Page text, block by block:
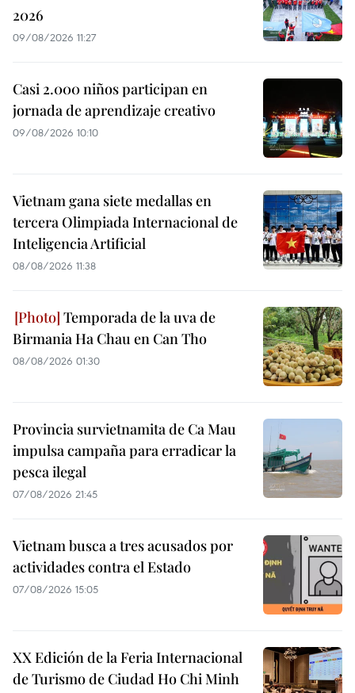
2026
09/08/2026 11:27
Casi 2.000 niños participan en
jornada de aprendizaje creativo
09/08/2026 10:10
Vietnam gana siete medallas en
tercera Olimpiada Internacional de
Inteligencia Artificial
08/08/2026 11:38
Temporada de la uva de
Birmania Ha Chau en Can Tho
08/08/2026 01:30
Provincia survietnamita de Ca Mau
impulsa campaña para erradicar la
pesca ilegal
07/08/2026 21:45
Vietnam busca a tres acusados por
actividades contra el Estado
07/08/2026 15:05
XX Edición de la Feria Internacional
de Turismo de Ciudad Ho Chi Minh